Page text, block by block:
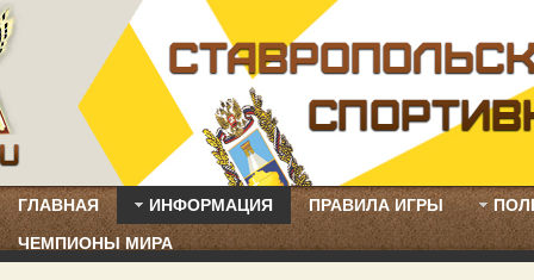
ГЛАВНАЯ ИНФОРМАЦИЯ ПРАВИЛА ИГРЫ
ЧЕМПИОНЫ МИРА